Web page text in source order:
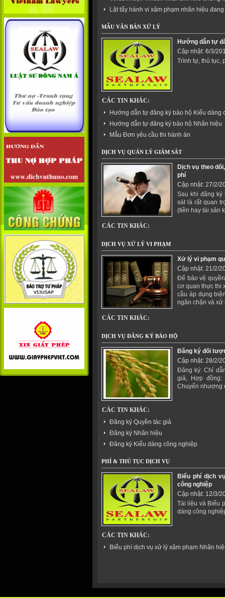
Lật tẩy hành vi xâm phạm nhãn hiệu
MẪU VĂN BẢN XỬ LÝ
Hướng dẫn tự
Cập nhật: 6/3/
Trình tự, thủ tục,
CÁC TIN KHÁC:
Hướng dẫn tự đăng ký bảo hộ Kiểu dáng
Hướng dẫn tự đăng ký bảo hộ Nhãn hiệu
Mẫu Đơn yêu cầu thi hành án
DỊCH VỤ QUẢN LÝ GIÁM SÁT
Dịch vụ theo
phí
Cập nhật: 27/2/
Sau khi đăng ký
sát là rất quan
(tiền hay tài sản
CÁC TIN KHÁC:
DỊCH VỤ XỬ LÝ VI PHẠM
Xử lý vi phạm
Cập nhật: 21/2/
Để bảo vệ
cơ quan thực thi
cầu áp dụng
ngăn chặn và xử
CÁC TIN KHÁC:
DỊCH VỤ ĐĂNG KÝ BẢO HỘ
Đăng ký đối
Cập nhật: 28/2/
Đăng ký: Chỉ
giả, Hợp đồng:
Chuyển nhượng
CÁC TIN KHÁC:
Đăng ký Quyền tác giả
Đăng ký Nhãn hiệu
Đăng ký Kiểu dáng công nghiệp
PHÍ & THỦ TỤC DỊCH VỤ
Biểu phí dịch
công nghiệp
Cập nhật: 12/3/
Tài liệu và Biểu
dáng công
CÁC TIN KHÁC:
Biểu phí dịch vụ xử lý xâm phạm Nhãn